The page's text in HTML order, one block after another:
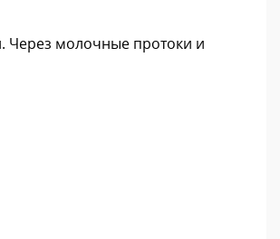
Через молочные протоки и